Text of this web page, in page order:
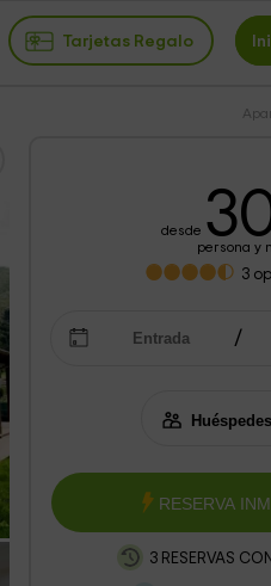
Tarjetas Regalo
desde
persona y
3
RESERVA
3 RESERVAS